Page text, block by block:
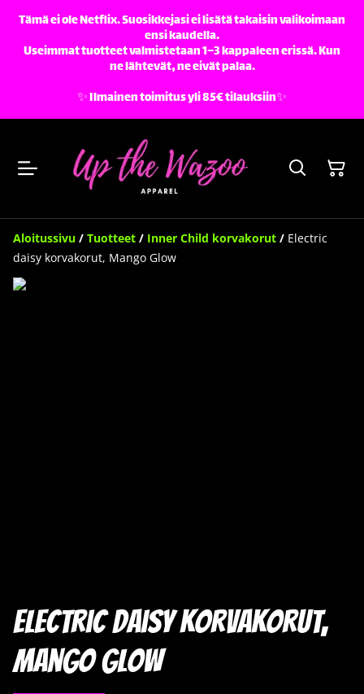
Tämä ei ole Netflix. Suosikkejasi ei lisätä takaisin valikoimaan
ensi kaudella.
Useimmat tuotteet valmistetaan 1–3 kappaleen erissä. Kun
ne lähtevät, ne eivät palaa.
✨️ Ilmainen toimitus yli 85€ tilauksiin✨️
Aloitussivu / Tuotteet / Inner Child korvakorut / Electric
daisy korvakorut, Mango Glow
Electric daisy korvakorut,
Mango Glow